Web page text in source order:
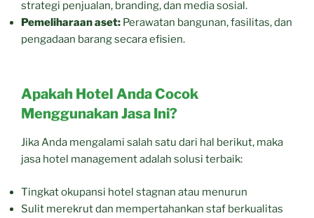
strategi penjualan, branding, dan media sosial.
Pemeliharaan aset: Perawatan bangunan, fasilitas, dan
pengadaan barang secara efisien.
Apakah Hotel Anda Cocok
Menggunakan Jasa Ini?
Jika Anda mengalami salah satu dari hal berikut, maka
jasa hotel management adalah solusi terbaik:
Tingkat okupansi hotel stagnan atau menurun
Sulit merekrut dan mempertahankan staf berkualitas